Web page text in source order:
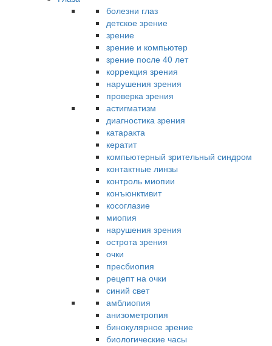
болезни глаз
детское зрение
зрение
зрение и компьютер
зрение после 40 лет
коррекция зрения
нарушения зрения
проверка зрения
астигматизм
диагностика зрения
катаракта
кератит
компьютерный зрительный синдром
контактные линзы
контроль миопии
конъюнктивит
косоглазие
миопия
нарушения зрения
острота зрения
очки
пресбиопия
рецепт на очки
синий свет
амблиопия
анизометропия
бинокулярное зрение
биологические часы